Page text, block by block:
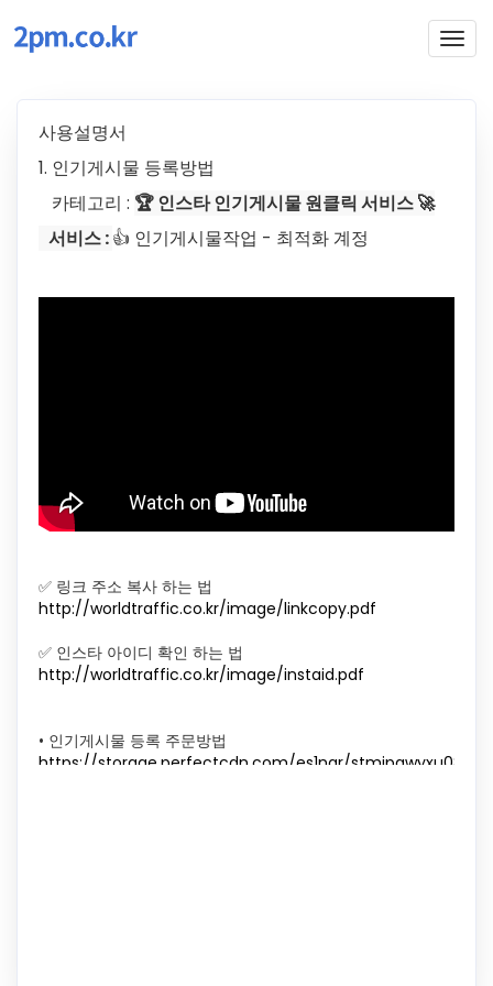
사용설명서
1. 인기게시물 등록방법
카테고리 : 🏆 인스타 인기게시물 원클릭 서비스 🚀
서비스 :👍 인기게시물작업 - 최적화 계정
✅ 링크 주소 복사 하는 법
http://worldtraffic.co.kr/image/linkcopy.pdf
✅ 인스타 아이디 확인 하는 법
http://worldtraffic.co.kr/image/instaid.pdf
• 인기게시물 등록 주문방법
https://storage.perfectcdn.com/es1nqr/